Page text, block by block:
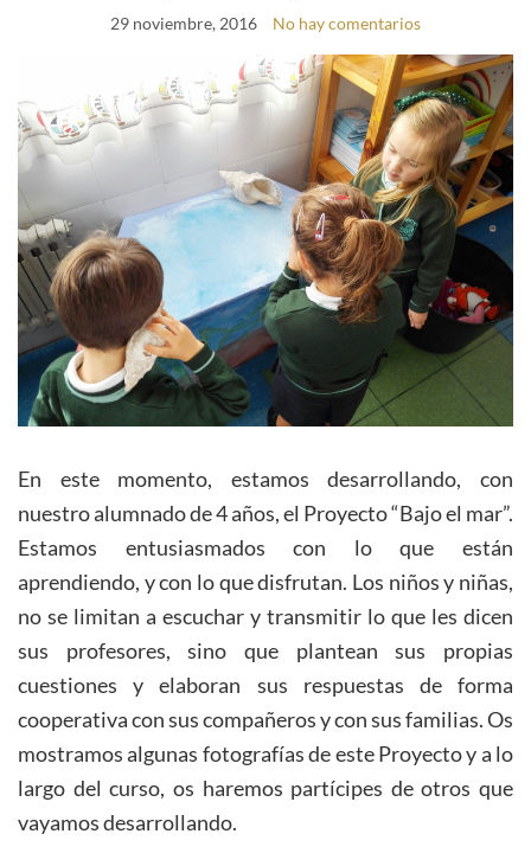
29 noviembre, 2016 No hay comentarios
En este momento, estamos desarrollando, con
nuestro alumnado de 4 años, el Proyecto “Bajo el mar”.
Estamos entusiasmados con lo que están
aprendiendo, y con lo que disfrutan. Los niños y niñas,
no se limitan a escuchar y transmitir lo que les dicen
sus profesores, sino que plantean sus propias
cuestiones y elaboran sus respuestas de forma
cooperativa con sus compañeros y con sus familias. Os
mostramos algunas fotografías de este Proyecto y a lo
largo del curso, os haremos partícipes de otros que
vayamos desarrollando.